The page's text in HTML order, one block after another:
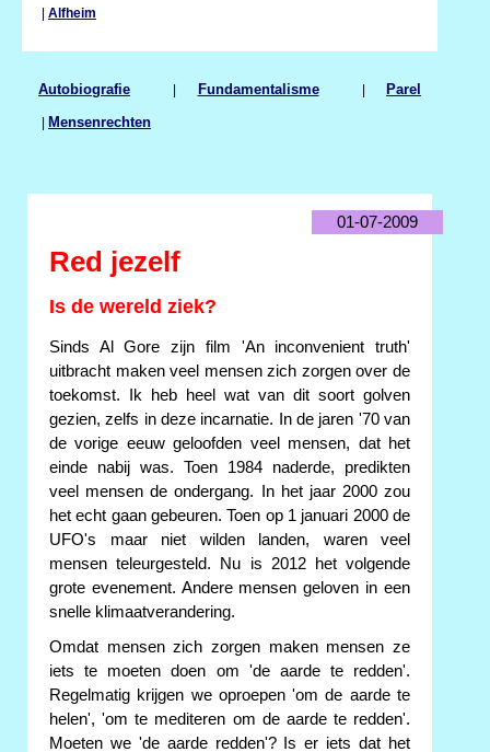
| Alfheim
Autobiografie | Fundamentalisme| Parel
| Mensenrechten
01-07-2009
Red jezelf
Is de wereld ziek?
Sinds Al Gore zijn film 'An inconvenient truth'
uitbracht maken veel mensen zich zorgen over de
toekomst. Ik heb heel wat van dit soort golven
gezien, zelfs in deze incarnatie. In de jaren '70 van
de vorige eeuw geloofden veel mensen, dat het
einde nabij was. Toen 1984 naderde, predikten
veel mensen de ondergang. In het jaar 2000 zou
het echt gaan gebeuren. Toen op 1 januari 2000 de
UFO's maar niet wilden landen, waren veel
mensen teleurgesteld. Nu is 2012 het volgende
grote evenement. Andere mensen geloven in een
snelle klimaatverandering.
Omdat mensen zich zorgen maken mensen ze
iets te moeten doen om 'de aarde te redden'.
Regelmatig krijgen we oproepen 'om de aarde te
helen', 'om te mediteren om de aarde te redden'.
Moeten we 'de aarde redden'? Is er iets dat het